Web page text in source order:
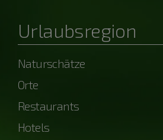
Urlaubsregion
Naturschätze
Orte
Restaurants
Hotels